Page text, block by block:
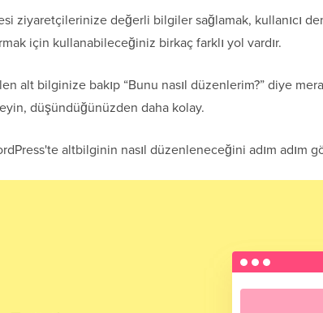
ziyaretçilerinize değerli bilgiler sağlamak, kullanıcı
için kullanabileceğiniz birkaç farklı yol vardır.
alt bilginize bakıp “Bunu nasıl düzenlerim?” diye
düşündüğünüzden daha kolay.
altbilginin nasıl düzenleneceğini adım adım